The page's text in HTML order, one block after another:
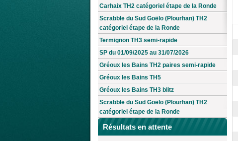
Carhaix TH2 catégoriel étape de la Ronde
Scrabble du Sud Goëlo (Plourhan) TH2
catégoriel étape de la Ronde
Termignon TH3 semi-rapide
SP du 01/09/2025 au 31/07/2026
Gréoux les Bains TH2 paires semi-rapide
Gréoux les Bains TH5
Gréoux les Bains TH3 blitz
Scrabble du Sud Goëlo (Plourhan) TH2
catégoriel étape de la Ronde
Résultats en attente